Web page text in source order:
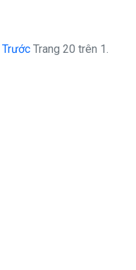
Trước Trang 20 trên 1.